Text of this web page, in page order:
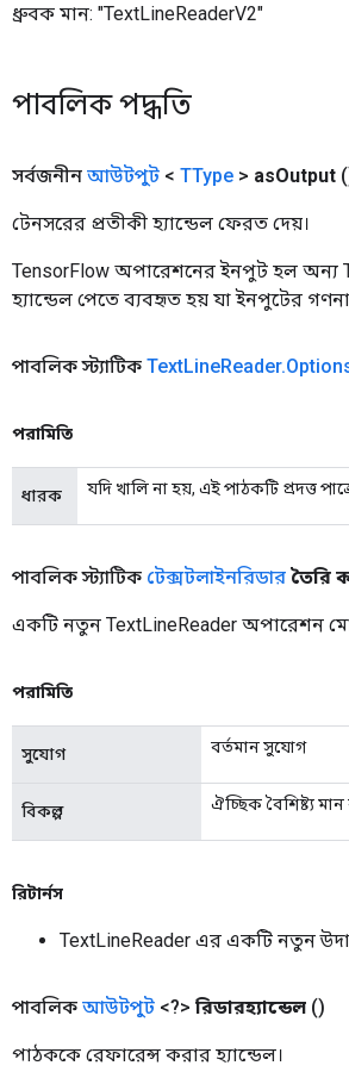
ধ্রুবক মান: "TextLineReaderV2"
পাবলিক পদ্ধতি
সর্বজনীন আউটপুট < TType > asOutput
টেনসরের প্রতীকী হ্যান্ডেল ফেরত দেয়।
TensorFlow অপারেশনের ইনপুট হল অন্য
হ্যান্ডেল পেতে ব্যবহৃত হয় যা ইনপুটের
পাবলিক স্ট্যাটিক TextLineReader.
পরামিতি
ধারক যদি খালি না হয়, এই পাঠকটি প্রদত্ত
পাবলিক স্ট্যাটিক টেক্সটলাইনরিডার তৈরি
একটি নতুন TextLineReader অপারেশন
পরামিতি
সুযোগ বর্তমান সুযোগ
বিকল্প ঐচ্ছিক বৈশিষ্ট্য
রিটার্নস
TextLineReader এর একটি নতুন
পাবলিক আউটপুট <?> রিডারহ্যান্ডেল ()
পাঠককে রেফারেন্স করার হ্যান্ডেল।